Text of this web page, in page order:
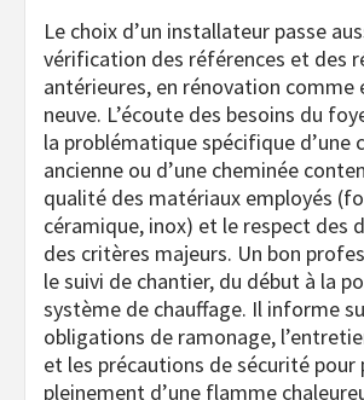
Le choix d’un installateur passe
vérification des références et des
antérieures, en rénovation comme
neuve. L’écoute des besoins du
la problématique spécifique d’une
ancienne ou d’une cheminée
qualité des matériaux employés
céramique, inox) et le respect des
des critères majeurs. Un bon
le suivi de chantier, du début à la
système de chauffage. Il informe
obligations de ramonage,
et les précautions de sécurité
pleinement d’une flamme